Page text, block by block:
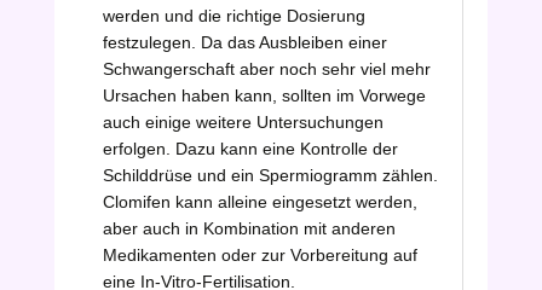
werden und die richtige Dosierung
festzulegen. Da das Ausbleiben einer
Schwangerschaft aber noch sehr viel mehr
Ursachen haben kann, sollten im Vorwege
auch einige weitere Untersuchungen
erfolgen. Dazu kann eine Kontrolle der
Schilddrüse und ein Spermiogramm zählen.
Clomifen kann alleine eingesetzt werden,
aber auch in Kombination mit anderen
Medikamenten oder zur Vorbereitung auf
eine In-Vitro-Fertilisation.